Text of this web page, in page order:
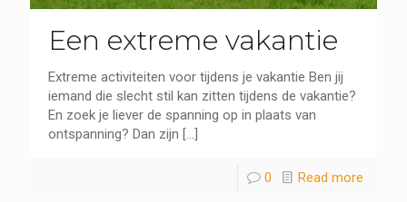
Een extreme vakantie
Extreme activiteiten voor tijdens je vakantie Ben jij
iemand die slecht stil kan zitten tijdens de vakantie?
En zoek je liever de spanning op in plaats van
ontspanning? Dan zijn […]
0 Read more